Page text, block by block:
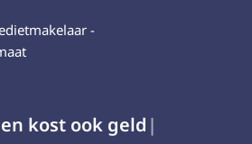
-
kost